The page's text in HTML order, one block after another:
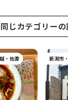
同じカテゴリー
・佐渡 新潟市